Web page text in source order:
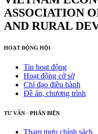
ASSOCIATION
AND RURAL
HOẠT ĐỘNG HỘI
Tin hoạt động
Hoạt động cở sở
Chỉ đạo điều hành
Đề án, chương trình
TƯ VẤN - PHẢN BIỆN
Tham mưu chính sách